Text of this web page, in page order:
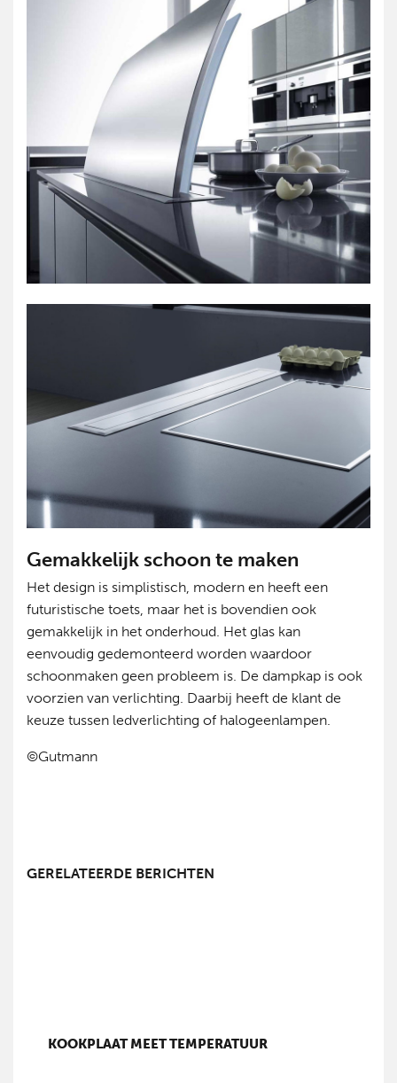
Gemakkelijk schoon te maken
Het design is simplistisch, modern en heeft een
futuristische toets, maar het is bovendien ook
gemakkelijk in het onderhoud. Het glas kan
eenvoudig gedemonteerd worden waardoor
schoonmaken geen probleem is. De dampkap is ook
voorzien van verlichting. Daarbij heeft de klant de
keuze tussen ledverlichting of halogeenlampen.
©Gutmann
GERELATEERDE BERICHTEN
KOOKPLAAT MEET TEMPERATUUR